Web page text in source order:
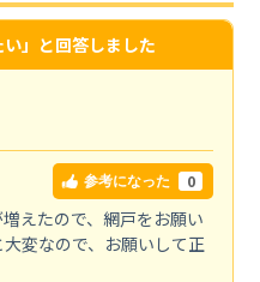
い」と回答しました
参考になった 0
えたので、網戸をお願い
変なので、お願いして正